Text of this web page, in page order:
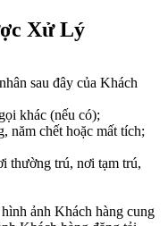
Xử Lý
sau đây của Khách
khác (nếu có);
năm chết hoặc mất tích;
trú, nơi tạm trú,
ảnh Khách hàng cung